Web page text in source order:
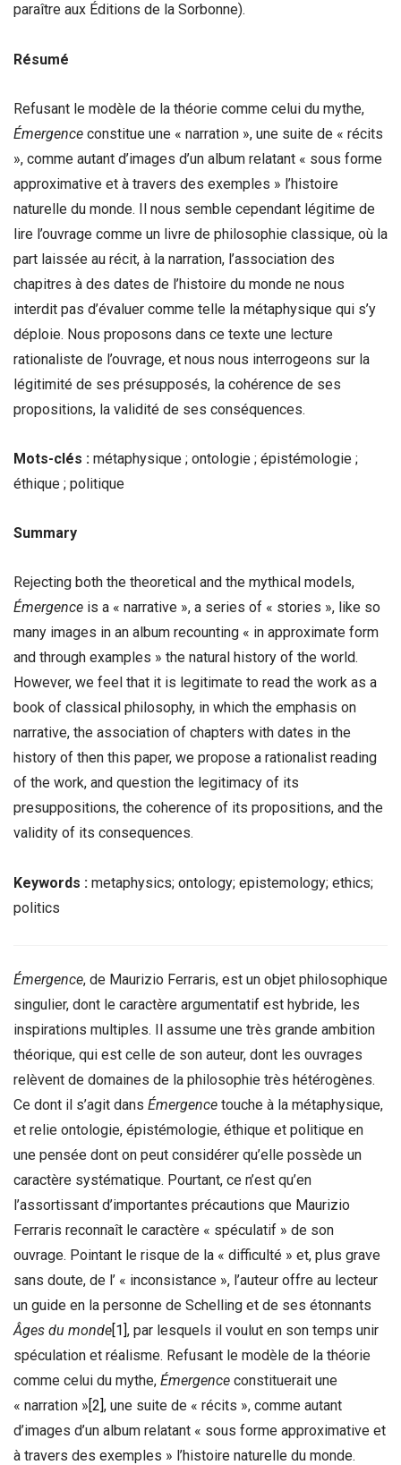
paraître aux Éditions de la Sorbonne).
Résumé
Refusant le modèle de la théorie comme celui du mythe,
Émergence constitue une « narration », une suite de « récits
», comme autant d’images d’un album relatant « sous forme
approximative et à travers des exemples » l’histoire
naturelle du monde. Il nous semble cependant légitime de
lire l’ouvrage comme un livre de philosophie classique, où la
part laissée au récit, à la narration, l’association des
chapitres à des dates de l’histoire du monde ne nous
interdit pas d’évaluer comme telle la métaphysique qui s’y
déploie. Nous proposons dans ce texte une lecture
rationaliste de l’ouvrage, et nous nous interrogeons sur la
légitimité de ses présupposés, la cohérence de ses
propositions, la validité de ses conséquences.
Mots-clés : métaphysique ; ontologie ; épistémologie ;
éthique ; politique
Summary
Rejecting both the theoretical and the mythical models,
Émergence is a « narrative », a series of « stories », like so
many images in an album recounting « in approximate form
and through examples » the natural history of the world.
However, we feel that it is legitimate to read the work as a
book of classical philosophy, in which the emphasis on
narrative, the association of chapters with dates in the
history of then this paper, we propose a rationalist reading
of the work, and question the legitimacy of its
presuppositions, the coherence of its propositions, and the
validity of its consequences.
Keywords : metaphysics; ontology; epistemology; ethics;
politics
Émergence, de Maurizio Ferraris, est un objet philosophique
singulier, dont le caractère argumentatif est hybride, les
inspirations multiples. Il assume une très grande ambition
théorique, qui est celle de son auteur, dont les ouvrages
relèvent de domaines de la philosophie très hétérogènes.
Ce dont il s’agit dans Émergence touche à la métaphysique,
et relie ontologie, épistémologie, éthique et politique en
une pensée dont on peut considérer qu’elle possède un
caractère systématique. Pourtant, ce n’est qu’en
l’assortissant d’importantes précautions que Maurizio
Ferraris reconnaît le caractère « spéculatif » de son
ouvrage. Pointant le risque de la « difficulté » et, plus grave
sans doute, de l’ « inconsistance », l’auteur offre au lecteur
un guide en la personne de Schelling et de ses étonnants
Âges du monde[1], par lesquels il voulut en son temps unir
spéculation et réalisme. Refusant le modèle de la théorie
comme celui du mythe, Émergence constituerait une
« narration »[2], une suite de « récits », comme autant
d’images d’un album relatant « sous forme approximative et
à travers des exemples » l’histoire naturelle du monde.